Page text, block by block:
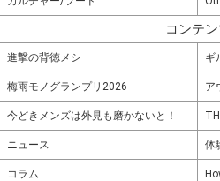
コンテ
進撃の背徳メシ ギ
梅雨モノグランプリ2026 ア
今どきメンズは外見も磨かないと！
ニュース 体
コラム